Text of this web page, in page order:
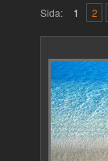
Sida:
1 2